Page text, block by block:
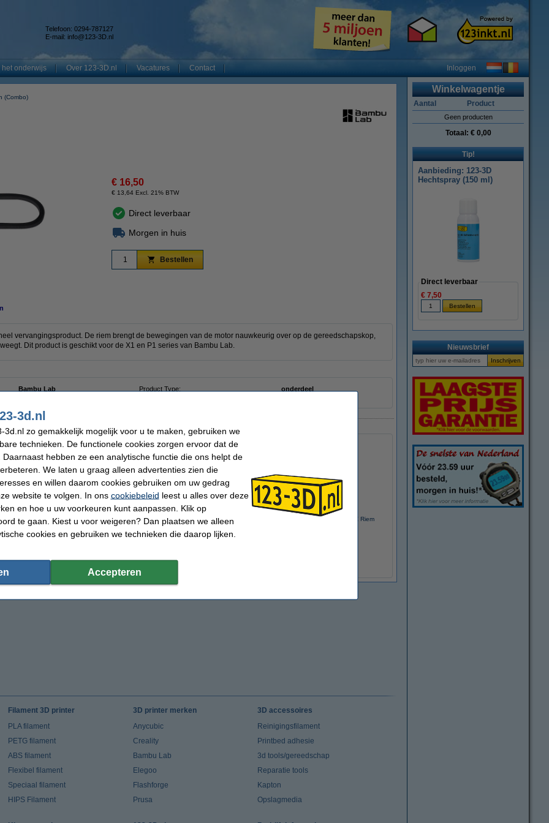
Telefoon: 0294-787127
E-mail: info@123-3D.nl
het onderwijs Over 123-3D.nl Vacatures Contact Inloggen
(Combo)
€ 16,50
€ 13,64 Excl. 21% BTW
Direct leverbaar
Morgen in huis
Bestellen
vervangingsproduct. De riem brengt de bewegingen van de motor nauwkeurig over op de gereedschapskop,
Dit product is geschikt voor de X1 en P1 series van Bambu Lab.
Bambu Lab Product Type:
onderdeel
artikel ook besteld hebben
Bambu Lab Nozzle Wiper (3 stuks)
Bambu Lab Siliconen Sock voor Hotend (3
stuks)
Bambu Lab X1 en P1 series Z Riem
Winkelwagentje
Aantal Product
Geen producten
Totaal: € 0,00
Tip!
Aanbieding: 123-3D
Hechtspray (150 ml)
Direct leverbaar
€ 7,50
Nieuwsbrief
Filament 3D printer
PLA filament
PETG filament
ABS filament
Flexibel filament
Speciaal filament
HIPS Filament
3D printer merken
Anycubic
Creality
Bambu Lab
Elegoo
Flashforge
Prusa
3D accessoires
Reinigingsfilament
Printbed adhesie
3d tools/gereedschap
Reparatie tools
Kapton
Opslagmedia
3d.nl
3d.nl zo gemakkelijk mogelijk voor u te maken, gebruiken we
technieken. De functionele cookies zorgen ervoor dat de
hebben ze een analytische functie die ons helpt de
We laten u graag alleen advertenties zien die
en willen daarom cookies gebruiken om uw gedrag
website te volgen. In ons cookiebeleid leest u alles over deze
en hoe u uw voorkeuren kunt aanpassen. Klik op
te gaan. Kiest u voor weigeren? Dan plaatsen we alleen
cookies en gebruiken we technieken die daarop lijken.
Accepteren